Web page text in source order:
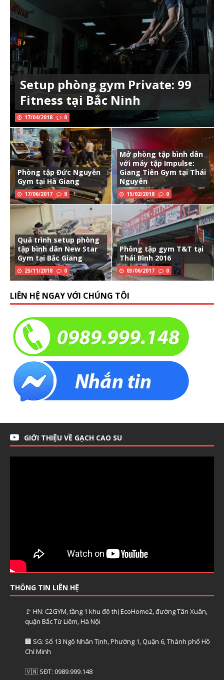
Setup phòng gym Private: 99
Fitness tại Bắc Ninh
17/04/2018 0
Phòng tập Đức Nguyễn
Gym tại Hà Giang
17/06/2017 0
Mở phòng tập bình dân
với máy tập Impulse:
Giang Tiên Gym tại Thái
Nguyên
15/02/2018 0
Quá trình setup phòng
tập bình dân New Star
Gym tại Bắc Giang
25/11/2018 0
Phòng tập gym T&T tại
Thái Bình 2016
03/06/2017 0
LIÊN HỆ NGAY VỚI CHÚNG TÔI
GIỚI THIỆU VỀ GẠCH CAO SU
THÔNG TIN LIÊN HỆ
🚩 HN: C2GYM, tầng 1 khu đô thị EcoHome2, đường Tân Xuân,
quận Bắc Từ Liêm, Hà Nội
🏢 SG: Số 13 Ngô Nhân Tịnh, Phường 1, Quận 6, Thành phố Hồ
Chí Minh
🇻🇳 SĐT: 0989.999.148